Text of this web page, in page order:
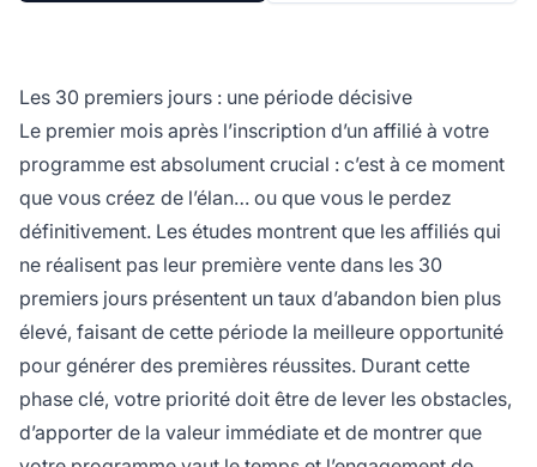
Les 30 premiers jours : une période décisive
Le premier mois après l’inscription d’un affilié à votre
programme est absolument crucial : c’est à ce moment
que vous créez de l’élan… ou que vous le perdez
définitivement. Les études montrent que les affiliés qui
ne réalisent pas leur première vente dans les 30
premiers jours présentent un taux d’abandon bien plus
élevé, faisant de cette période la meilleure opportunité
pour générer des premières réussites. Durant cette
phase clé, votre priorité doit être de lever les obstacles,
d’apporter de la valeur immédiate et de montrer que